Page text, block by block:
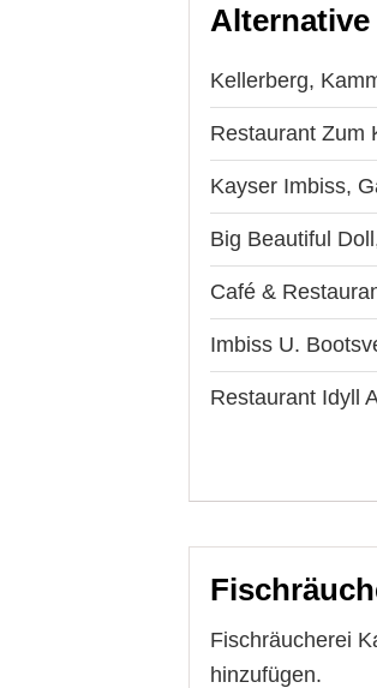
Alternative
Kellerberg,
Restaurant Zum
Kayser Imbiss,
Big Beautiful
Café &
Imbiss U.
Restaurant Idyll
Fischräucherei
hinzufügen.